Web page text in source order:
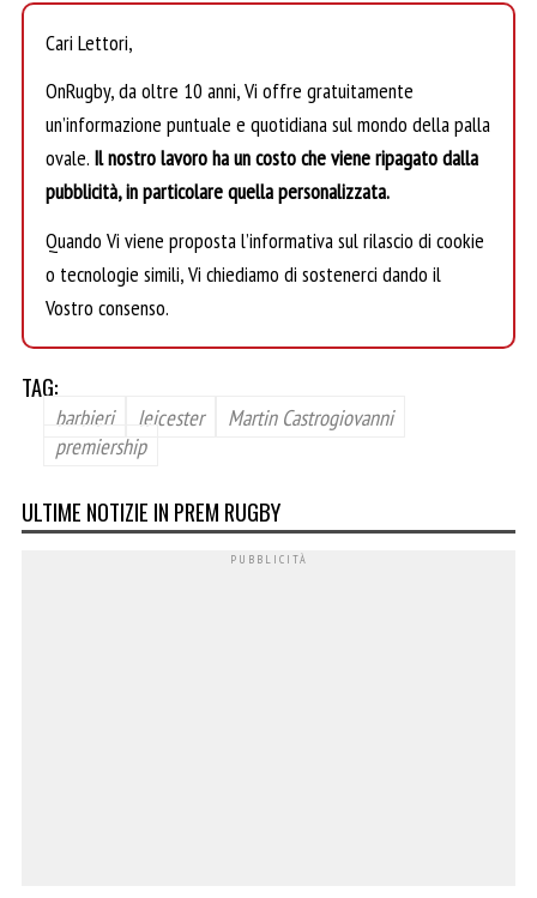
Cari Lettori,
OnRugby, da oltre 10 anni, Vi offre gratuitamente
un’informazione puntuale e quotidiana sul mondo della palla
ovale. Il nostro lavoro ha un costo che viene ripagato dalla
pubblicità, in particolare quella personalizzata.
Quando Vi viene proposta l’informativa sul rilascio di cookie
o tecnologie simili, Vi chiediamo di sostenerci dando il
Vostro consenso.
TAG:
barbieri leicester
Martin Castrogiovanni
premiership
ULTIME NOTIZIE IN PREM RUGBY